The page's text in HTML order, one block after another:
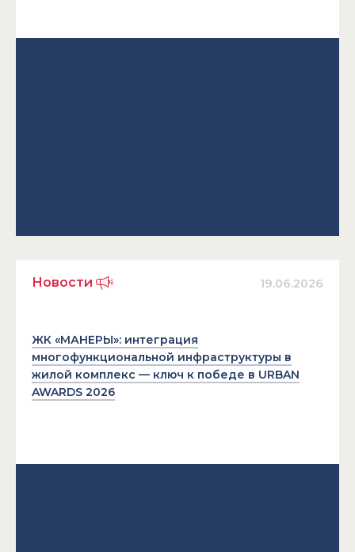
Новости 19.06.2026
ЖК «МАНЕРЫ»: интеграция
многофункциональной инфраструктуры в
жилой комплекс — ключ к победе в URBAN
AWARDS 2026